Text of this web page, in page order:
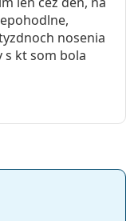
nosenia
s kt som bola